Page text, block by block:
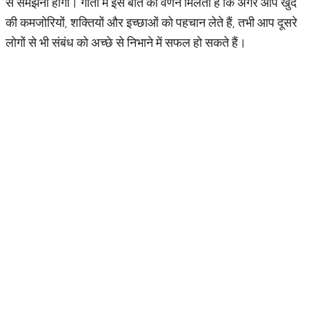
की कमजोरियों, शक्तियों और इच्छाओं को पहचान लेते हैं, तभी आप दूसरे
लोगों से भी संबंध को अच्छे से निभाने में सफल हो सकते हैं।